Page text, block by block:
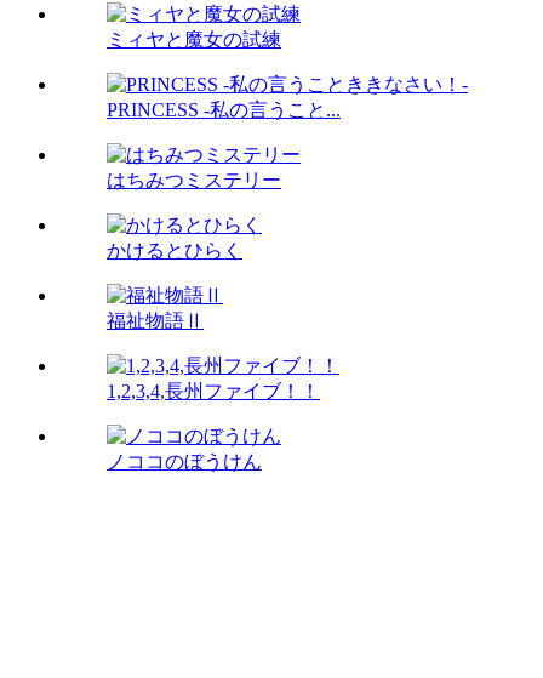
ミィヤと魔女の試練
PRINCESS -私の言うこと...
はちみつミステリー
かけるとひらく
福祉物語Ⅱ
1,2,3,4,長州ファイブ！！
ノココのぼうけん